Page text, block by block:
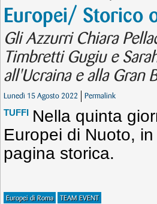
Europei/ Storico
Gli Azzurri Chiara
Timbretti Gugiu e
all'Ucraina e alla Gran
Lunedì 15 Agosto 2022 Permalink
TUFFI Nella quinta
Europei di Nuoto,
pagina storica.
Europei di Roma TEAM EVENT